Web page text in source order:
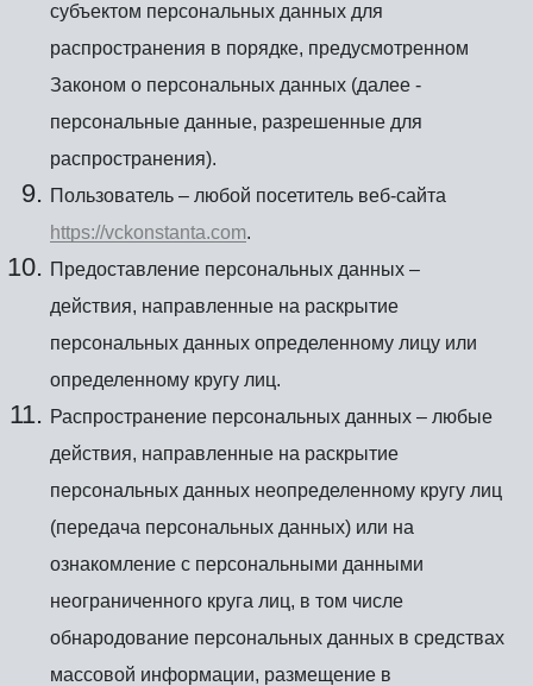
субъектом персональных данных для
распространения в порядке, предусмотренном
Законом о персональных данных (далее -
персональные данные, разрешенные для
распространения).
Пользователь – любой посетитель веб-сайта
https://vckonstanta.com.
Предоставление персональных данных –
действия, направленные на раскрытие
персональных данных определенному лицу или
определенному кругу лиц.
Распространение персональных данных – любые
действия, направленные на раскрытие
персональных данных неопределенному кругу лиц
(передача персональных данных) или на
ознакомление с персональными данными
неограниченного круга лиц, в том числе
обнародование персональных данных в средствах
массовой информации, размещение в